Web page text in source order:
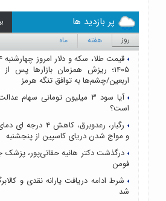
پر بازدید ها
روز هفته ماه
۱۴۰۵؛ ریزش همزمان بازارها پس
اربعین/چشم‌ها به توافق تنگه هرمز
آیا سود ۳ میلیون تومانی سهام
است؟
رگبار، رعدوبرق، کاهش ۴
و مواج شدن دریای کاسپین از پنجشنبه
درگذشت دکتر هانیه حقانی‌پور، پزشک
فومن
شرط ادامه دریافت یارانه نقدی و
شد